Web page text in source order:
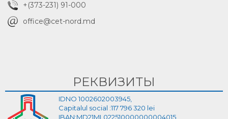
+(373-231) 91-000
office@cet-nord.md
РЕКВИЗИТЫ
IDNO 1002602003945,
Capitalul social :117 796 320 lei
IBAN:MD21ML022510000000004015